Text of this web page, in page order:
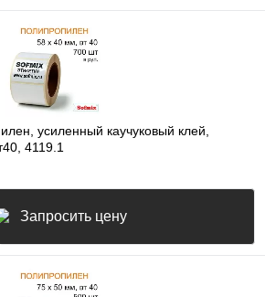
усиленный каучуковый клей,
4119.1
Запросить цену